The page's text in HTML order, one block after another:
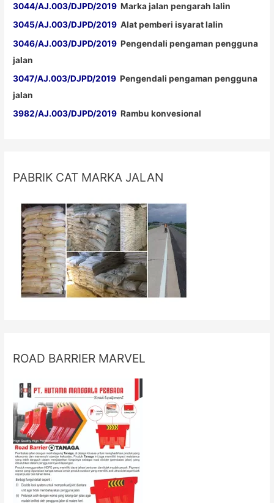
3044/AJ.003/DJPD/2019 Marka jalan pengarah lalin
3045/AJ.003/DJPD/2019 Alat pemberi isyarat lalin
3046/AJ.003/DJPD/2019 Pengendali pengaman pengguna
jalan
3047/AJ.003/DJPD/2019 Pengendali pengaman pengguna
jalan
3982/AJ.003/DJPD/2019 Rambu konvesional
PABRIK CAT MARKA JALAN
ROAD BARRIER MARVEL